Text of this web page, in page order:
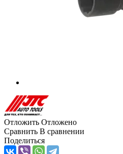
Отложить Отложено
Сравнить В сравнении
Поделиться